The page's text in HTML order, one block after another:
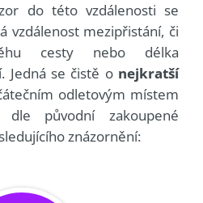
do této vzdálenosti se
vzdálenost mezipřistání, či
cesty nebo délka
Jedná se čistě o nejkratší
odletovým místem
původní zakoupené
znázornění: